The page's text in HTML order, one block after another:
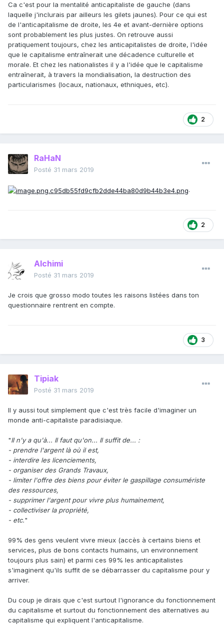
Ca c'est pour la mentalité anticapitaliste de gauche (dans
laquelle j'inclurais par ailleurs les gilets jaunes). Pour ce qui est
de l'anticapitalisme de droite, les 4e et avant-dernière options
sont probablement les plus justes. On retrouve aussi
pratiquement toujours, chez les anticapitalistes de droite, l'idée
que le capitalisme entraînerait une décadence culturelle et
morale. Et chez les nationalistes il y a l'idée que le capitalisme
entraînerait, à travers la mondialisation, la destruction des
particularismes (locaux, nationaux, ethniques, etc).
2
RaHaN
Posté 31 mars 2019
.
2
Alchimi
Posté 31 mars 2019
Je crois que grosso modo toutes les raisons listées dans ton
questionnaire rentrent en compte.
3
Tipiak
Posté 31 mars 2019
Il y aussi tout simplement que c'est très facile d'imaginer un
monde anti-capitaliste paradisiaque.
"Il n'y a qu'à... Il faut qu'on... Il suffit de... :
- prendre l'argent là où il est,
- interdire les licenciements,
- organiser des Grands Travaux,
- limiter l'offre des biens pour éviter le gaspillage consumériste
des ressources,
- supprimer l'argent pour vivre plus humainement,
- collectiviser la propriété,
- etc."
99% des gens veulent vivre mieux (accès à certains biens et
services, plus de bons contacts humains, un environnement
toujours plus sain) et parmi ces 99% les anticapitalistes
s'imaginent qu'ils suffit de se débarrasser du capitalisme pour y
arriver.
Du coup je dirais que c'est surtout l'ignorance du fonctionnement
du capitalisme et surtout du fonctionnement des alternatives au
capitalisme qui expliquent l'anticapitalisme.